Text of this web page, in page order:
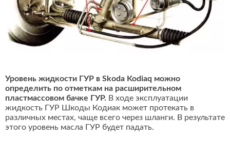
Уровень жидкости ГУР в Skoda Kodiaq можно
определить по отметкам на расширительном
пластмассовом бачке ГУР. В ходе эксплуатации
жидкость ГУР Шкоды Кодиак может протекать в
различных местах, чаще всего через шланги. В результате
этого уровень масла ГУР будет падать.